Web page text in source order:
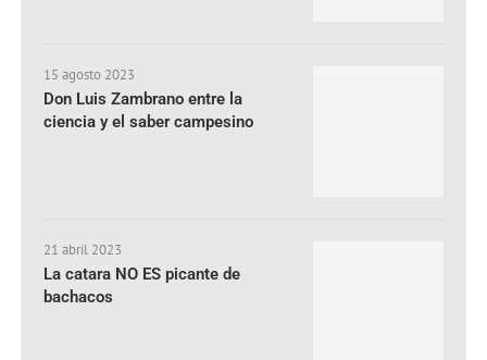
15 agosto 2023
Don Luis Zambrano entre la
ciencia y el saber campesino
21 abril 2023
La catara NO ES picante de
bachacos